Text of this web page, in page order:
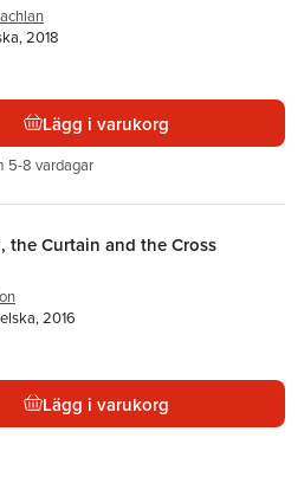
2018
Lägg i varukorg
5-8 vardagar
the Curtain and the Cross
2016
Lägg i varukorg